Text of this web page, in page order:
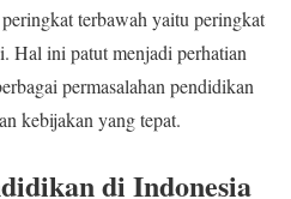
terbawah yaitu peringkat
Hal ini patut menjadi perhatian
permasalahan pendidikan
kebijakan yang tepat.
di Indonesia